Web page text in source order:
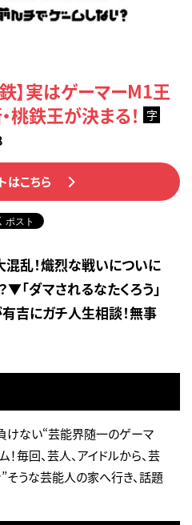
】実はゲーマーM1王
桃鉄王が決まる！
字
はこちら
乱！熾烈な戦いについに
▼「ダマされるなたくろう」
吉にガチ人生相談！無事
けない“芸能界随一のゲーマ
毎回、芸人、アイドルから、芸
うな芸能人の家へ行き、話題